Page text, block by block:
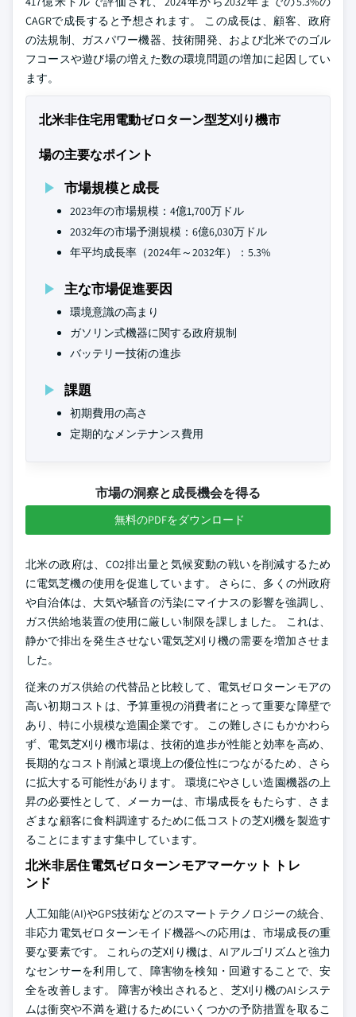
CAGRで成長すると予想されます。 この成長は、顧客、政府
の法規制、ガスパワー機器、技術開発、および北米でのゴル
フコースや遊び場の増えた数の環境問題の増加に起因してい
ます。
北米非住宅用電動ゼロターン型芝刈り機市
場の主要なポイント
市場規模と成長
2023年の市場規模：4億1,700万ドル
2032年の市場予測規模：6億6,030万ドル
年平均成長率（2024年～2032年）：5.3%
主な市場促進要因
環境意識の高まり
ガソリン式機器に関する政府規制
バッテリー技術の進歩
課題
初期費用の高さ
定期的なメンテナンス費用
市場の洞察と成長機会を得る
無料のPDFをダウンロード
北米の政府は、CO2排出量と気候変動の戦いを削減するため
に電気芝機の使用を促進しています。 さらに、多くの州政府
や自治体は、大気や騒音の汚染にマイナスの影響を強調し、
ガス供給地装置の使用に厳しい制限を課しました。 これは、
静かで排出を発生させない電気芝刈り機の需要を増加させま
した。
従来のガス供給の代替品と比較して、電気ゼロターンモアの
高い初期コストは、予算重視の消費者にとって重要な障壁で
あり、特に小規模な造園企業です。 この難しさにもかかわら
ず、電気芝刈り機市場は、技術的進歩が性能と効率を高め、
長期的なコスト削減と環境上の優位性につながるため、さら
に拡大する可能性があります。 環境にやさしい造園機器の上
昇の必要性として、メーカーは、市場成長をもたらす、さま
ざまな顧客に食料調達するために低コストの芝刈機を製造す
ることにますます集中しています。
北米非居住電気ゼロターンモアマーケット トレ
ンド
人工知能(AI)やGPS技術などのスマートテクノロジーの統合、
非応力電気ゼロターンモイド機器への応用は、市場成長の重
要な要素です。 これらの芝刈り機は、AIアルゴリズムと強力
なセンサーを利用して、障害物を検知・回避することで、安
全を改善します。 障害が検出されると、芝刈り機のAIシステ
ムは衝突や不満を避けるためにいくつかの予防措置を取るこ